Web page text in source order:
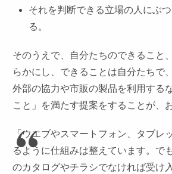
それを判断できる立場の人にぶ
る。
そのうえで、自分たちのできること
らかにし、できることは自分たちで
外部の協力や市販の製品を利用する
こと」を満たす提案をすることが、
「ウエブやスマートフォン、タブレ
るように仕組みは整えています。で
のカタログやチラシでなければ受け